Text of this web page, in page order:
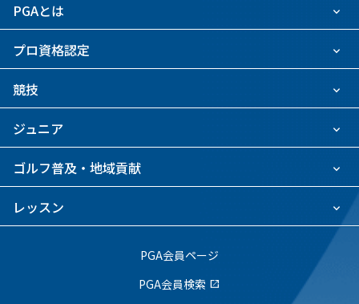
PGAとは
プロ資格認定
競技
ジュニア
ゴルフ普及・地域貢献
レッスン
PGA会員ページ
PGA会員検索 open_in_new